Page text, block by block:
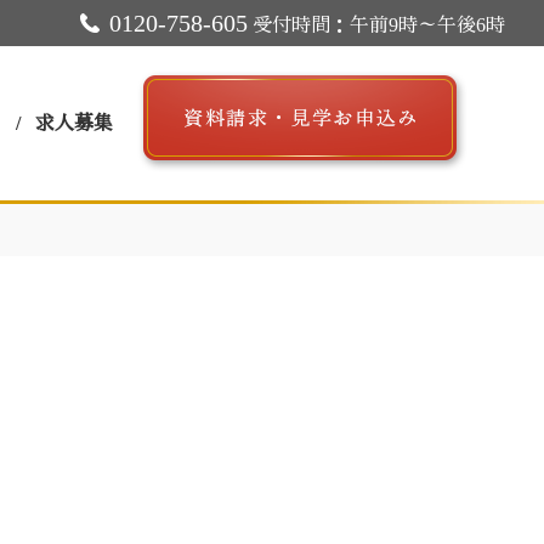
0120-758-605 受付時間：午前9時～午後6時
求人募集